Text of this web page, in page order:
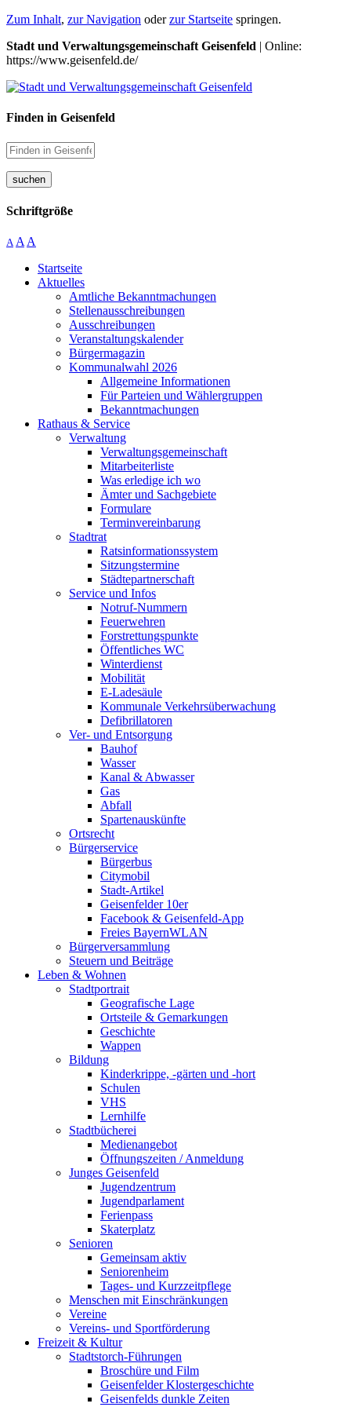
Zum Inhalt, zur Navigation oderzur Startseite springen.
Stadt und Verwaltungsgemeinschaft Geisenfeld | Online:
https://www.geisenfeld.de/
Finden in Geisenfeld
suchen
Schriftgröße
A A A
Startseite
Aktuelles
Amtliche Bekanntmachungen
Stellenausschreibungen
Ausschreibungen
Veranstaltungskalender
Bürgermagazin
Kommunalwahl 2026
Allgemeine Informationen
Für Parteien und Wählergruppen
Bekanntmachungen
Rathaus & Service
Verwaltung
Verwaltungsgemeinschaft
Mitarbeiterliste
Was erledige ich wo
Ämter und Sachgebiete
Formulare
Terminvereinbarung
Stadtrat
Ratsinformationssystem
Sitzungstermine
Städtepartnerschaft
Service und Infos
Notruf-Nummern
Feuerwehren
Forstrettungspunkte
Öffentliches WC
Winterdienst
Mobilität
E-Ladesäule
Kommunale Verkehrsüberwachung
Defibrillatoren
Ver- und Entsorgung
Bauhof
Wasser
Kanal & Abwasser
Gas
Abfall
Spartenauskünfte
Ortsrecht
Bürgerservice
Bürgerbus
Citymobil
Stadt-Artikel
Geisenfelder 10er
Facebook & Geisenfeld-App
Freies BayernWLAN
Bürgerversammlung
Steuern und Beiträge
Leben & Wohnen
Stadtportrait
Geografische Lage
Ortsteile & Gemarkungen
Geschichte
Wappen
Bildung
Kinderkrippe, -gärten und -hort
Schulen
VHS
Lernhilfe
Stadtbücherei
Medienangebot
Öffnungszeiten / Anmeldung
Junges Geisenfeld
Jugendzentrum
Jugendparlament
Ferienpass
Skaterplatz
Senioren
Gemeinsam aktiv
Seniorenheim
Tages- und Kurzzeitpflege
Menschen mit Einschränkungen
Vereine
Vereins- und Sportförderung
Freizeit & Kultur
Stadtstorch-Führungen
Broschüre und Film
Geisenfelder Klostergeschichte
Geisenfelds dunkle Zeiten